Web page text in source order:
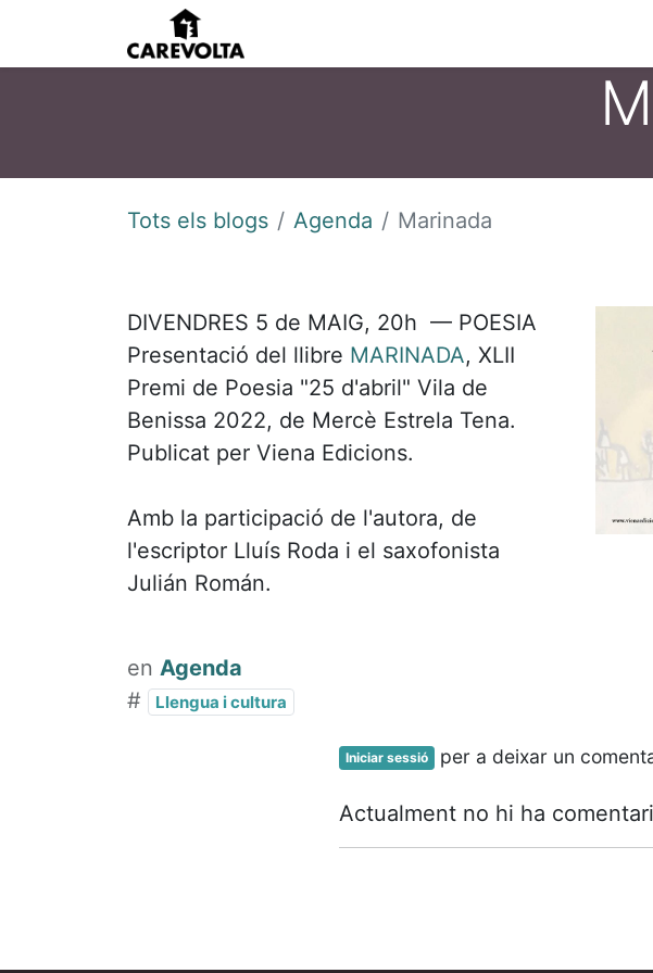
Tots els blogs Agenda Marinada
DIVENDRES 5 de MAIG, 20h — POESIA
Presentació del llibre MARINADA, XLII
Premi de Poesia "25 d'abril" Vila de
Benissa 2022, de Mercè Estrela Tena.
Publicat per Viena Edicions.
Amb la participació de l'autora, de
l'escriptor Lluís Roda i el saxofonista
Julián Román.
en Agenda
#
Llengua i cultura
Iniciar sessió per a deixar un
Actualment no hi ha